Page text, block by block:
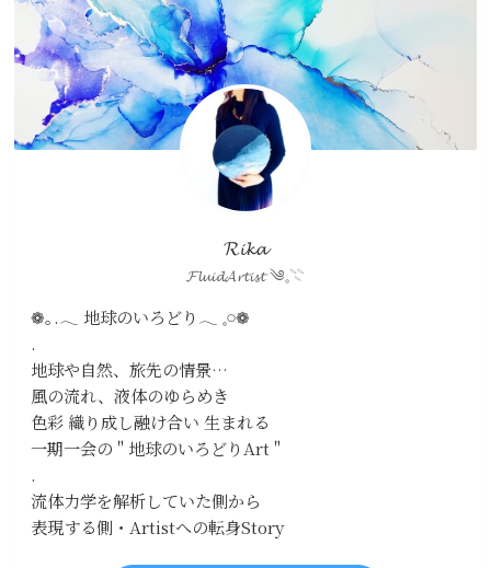
𝓡𝓲𝓴𝓪
𝓕𝓵𝓾𝓲𝓭𝓐𝓻𝓽𝓲𝓼𝓽 ༄𓈒𓇢
❁｡.𓂃 地球のいろどり𓂃 𓈒𓏸❁
.
地球や自然、旅先の情景…
風の流れ、液体のゆらめき
色彩 織り成し融け合い 生まれる
一期一会の " 地球のいろどりArt "
.
流体力学を解析していた側から
表現する側・Artistへの転身Story